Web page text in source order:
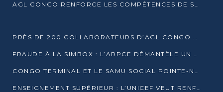
AGL CONGO RENFORCE LES COMPÉTENCES DE SES ÉQUIPES AVEC LA CERTIFICATION CACES® R483
PRÈS DE 200 COLLABORATEURS D’AGL CONGO EN FORMATION JUSQU’EN JUILLET
FRAUDE À LA SIMBOX : L’ARPCE DÉMANTÈLE UN RÉSEAU UTILISANT DES CARTES SIM OUGANDAISES
CONGO TERMINAL ET LE SAMU SOCIAL POINTE-NOIRE RENOUVELLENT LEUR PARTENARIAT EN FAVEUR DES JEUNES VULNÉRABLES
ENSEIGNEMENT SUPÉRIEUR : L’UNICEF VEUT RENFORCER LA RECHERCHE SUR LES QUESTIONS DE L’ENFANCE